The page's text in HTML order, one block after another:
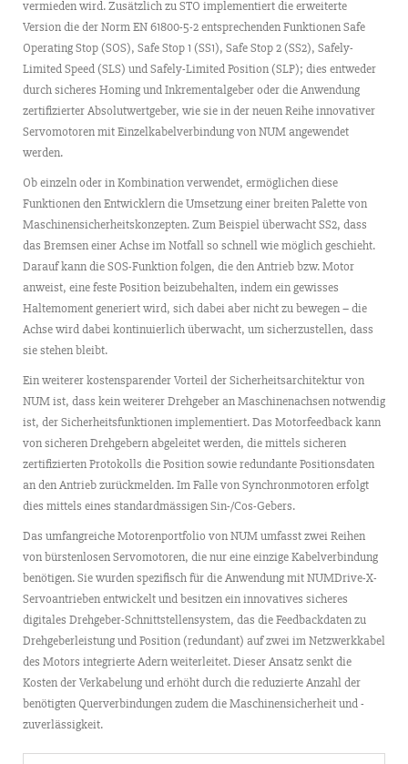
vermieden wird. Zusätzlich zu STO implementiert die erweiterte
Version die der Norm EN 61800-5-2 entsprechenden Funktionen Safe
Operating Stop (SOS), Safe Stop 1 (SS1), Safe Stop 2 (SS2), Safely­
Limited Speed (SLS) und Safely-Limited Position (SLP); dies entweder
durch sicheres Homing und Inkrementalgeber oder die Anwendung
zertifizierter Absolutwertgeber, wie sie in der neuen Reihe innovativer
Servomotoren mit Einzelkabelverbindung von NUM angewendet
werden.
Ob einzeln oder in Kombination verwendet, ermöglichen diese
Funktionen den Entwicklern die Umsetzung einer breiten Palette von
Maschinensicherheitskonzepten. Zum Beispiel überwacht SS2, dass
das Bremsen einer Achse im Notfall so schnell wie möglich geschieht.
Darauf kann die SOS-Funktion folgen, die den Antrieb bzw. Motor
anweist, eine feste Position beizubehalten, indem ein gewisses
Haltemoment generiert wird, sich dabei aber nicht zu bewegen – die
Achse wird dabei kontinuierlich überwacht, um sicherzustellen, dass
sie stehen bleibt.
Ein weiterer kostensparender Vorteil der Sicherheitsarchitektur von
NUM ist, dass kein weiterer Drehgeber an Maschinenachsen notwendig
ist, der Sicherheitsfunktionen implementiert. Das Motorfeedback kann
von sicheren Drehgebern abgeleitet werden, die mittels sicheren
zertifizierten Protokolls die Position sowie redundante Positionsdaten
an den Antrieb zurückmelden. Im Falle von Synchronmotoren erfolgt
dies mittels eines standardmässigen Sin-/Cos-Gebers.
Das umfangreiche Motorenportfolio von NUM umfasst zwei Reihen
von bürstenlosen Servomotoren, die nur eine einzige Kabelverbindung
benötigen. Sie wurden spezifisch für die Anwendung mit NUMDrive-X-
Servoantrieben entwickelt und besitzen ein innovatives sicheres
digitales Drehgeber-Schnittstellensystem, das die Feedbackdaten zu
Drehgeberleistung und Position (redundant) auf zwei im Netzwerkkabel
des Motors integrierte Adern weiterleitet. Dieser Ansatz senkt die
Kosten der Verkabelung und erhöht durch die reduzierte Anzahl der
benötigten Querverbindungen zudem die Maschinensicherheit und -
zuverlässigkeit.